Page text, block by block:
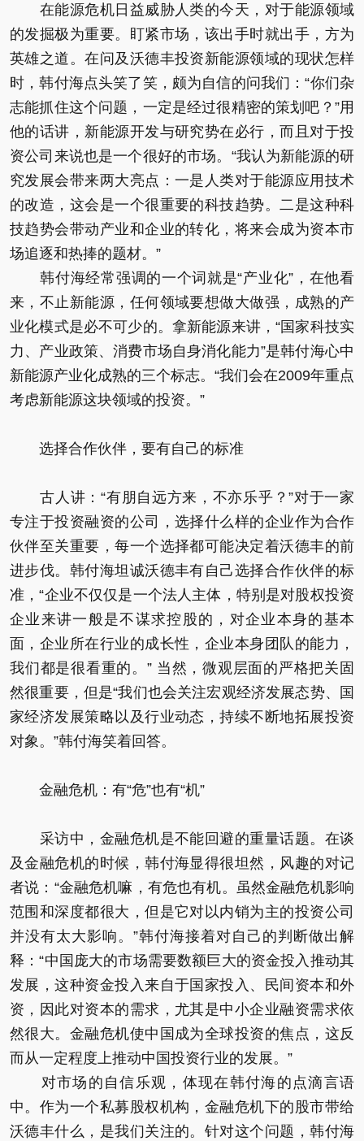
在能源危机日益威胁人类的今天，对于能源领域
的发掘极为重要。盯紧市场，该出手时就出手，方为
英雄之道。在问及沃德丰投资新能源领域的现状怎样
时，韩付海点头笑了笑，颇为自信的问我们：“你们杂
志能抓住这个问题，一定是经过很精密的策划吧？”用
他的话讲，新能源开发与研究势在必行，而且对于投
资公司来说也是一个很好的市场。“我认为新能源的研
究发展会带来两大亮点：一是人类对于能源应用技术
的改造，这会是一个很重要的科技趋势。二是这种科
技趋势会带动产业和企业的转化，将来会成为资本市
场追逐和热捧的题材。”
韩付海经常强调的一个词就是“产业化”，在他看
来，不止新能源，任何领域要想做大做强，成熟的产
业化模式是必不可少的。拿新能源来讲，“国家科技实
力、产业政策、消费市场自身消化能力”是韩付海心中
新能源产业化成熟的三个标志。“我们会在2009年重点
考虑新能源这块领域的投资。”
选择合作伙伴，要有自己的标准
古人讲：“有朋自远方来，不亦乐乎？”对于一家
专注于投资融资的公司，选择什么样的企业作为合作
伙伴至关重要，每一个选择都可能决定着沃德丰的前
进步伐。韩付海坦诚沃德丰有自己选择合作伙伴的标
准，“企业不仅仅是一个法人主体，特别是对股权投资
企业来讲一般是不谋求控股的，对企业本身的基本
面，企业所在行业的成长性，企业本身团队的能力，
我们都是很看重的。” 当然，微观层面的严格把关固
然很重要，但是“我们也会关注宏观经济发展态势、国
家经济发展策略以及行业动态，持续不断地拓展投资
对象。”韩付海笑着回答。
金融危机：有“危”也有“机”
采访中，金融危机是不能回避的重量话题。在谈
及金融危机的时候，韩付海显得很坦然，风趣的对记
者说：“金融危机嘛，有危也有机。虽然金融危机影响
范围和深度都很大，但是它对以内销为主的投资公司
并没有太大影响。”韩付海接着对自己的判断做出解
释：“中国庞大的市场需要数额巨大的资金投入推动其
发展，这种资金投入来自于国家投入、民间资本和外
资，因此对资本的需求，尤其是中小企业融资需求依
然很大。金融危机使中国成为全球投资的焦点，这反
而从一定程度上推动中国投资行业的发展。”
对市场的自信乐观，体现在韩付海的点滴言语
中。作为一个私募股权机构，金融危机下的股市带给
沃德丰什么，是我们关注的。针对这个问题，韩付海